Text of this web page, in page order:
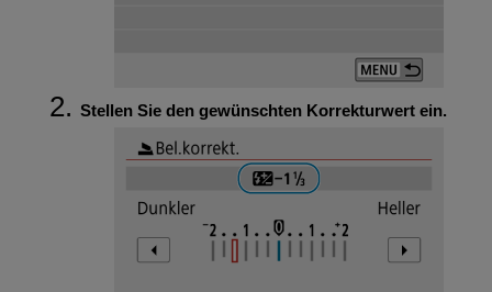
Stellen Sie den gewünschten Korrekturwert ein.